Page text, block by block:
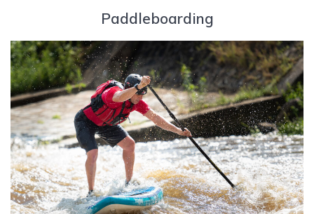
Paddleboarding